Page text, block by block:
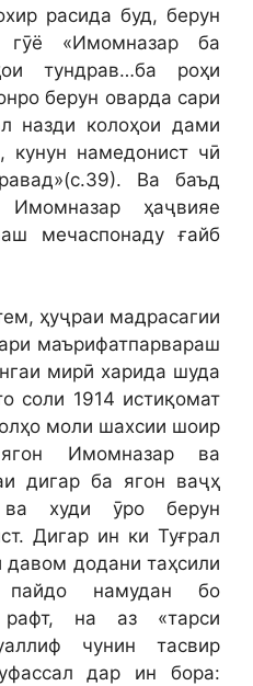
расида буд, берун
«Имомназар ба
тундрав…ба роҳи
берун оварда сари
назди колоҳои дами
кунун намедонист чӣ
Ва баъд
ҳаҷвияе
мечаспонаду ғайб
ҳуҷраи мадрасагии
маърифатпарвараш
мирӣ харида шуда
соли 1914 истиқомат
моли шахсии шоир
Имомназар ва
дигар ба ягон ваҷҳ
ва худи ӯро берун
Дигар ин ки Туғрал
додани таҳсили
намудан бо
на аз «тарси
чунин тасвир
дар ин бора: